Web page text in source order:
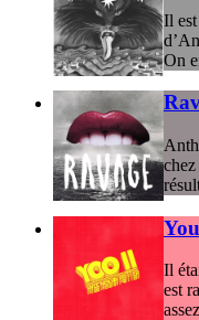
Il
On
Il
est